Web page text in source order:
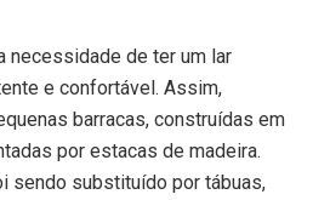
necessidade de ter um lar
e confortável. Assim,
barracas, construídas em
por estacas de madeira.
sendo substituído por tábuas,